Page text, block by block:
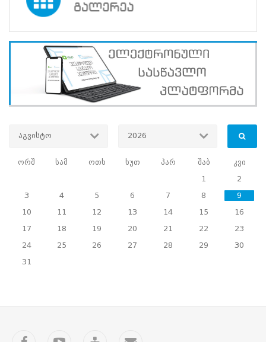
სერტიფიცირების
გამოცდები
მოქალაქეებს
მუნიციპალიტეტში
გახსნილი საგამოცდო
ცენტრები მოემსახურა.
საშუალება
აერჩიათ
მოქმედი
საგამოცდო
თბილისი
სიღნაღი,
ბოლნისი,
აგვისტო 2026
ორშ სამ ოთხ ხუთ პარ შაბ
კვი
1
2
3
4 5 6 7 8
9
10
11 12 13 14 15
16
17
18 19 20 21 22
23
24
25 26 27 28 29
30
31
Facebook
YouTube
საიტის
კონტაქტი